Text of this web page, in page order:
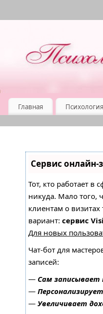
Главная Психология
Сервис онлайн-
Тот, кто работает в
никуда. Мало того,
клиентам о
вариант: сервис
Для новых
Чат-бот для
записей:
— Сам
—
— Увеличивает